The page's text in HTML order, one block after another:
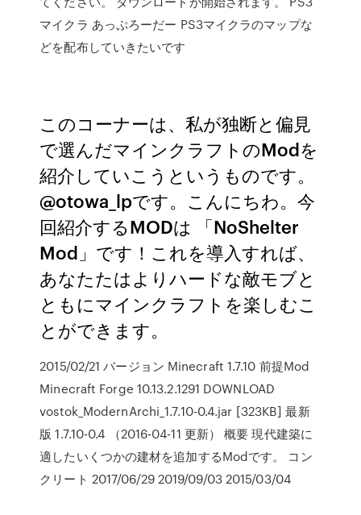
マイクラ あっぷろーだー PS3マイクラのマップな
どを配布していきたいです
このコーナーは、私が独断と偏見
で選んだマインクラフトのModを
紹介していこうというものです。
@otowa_lpです。こんにちわ。今
回紹介するMODは 「NoShelter
Mod」です！これを導入すれば、
あなたたはよりハードな敵モブと
ともにマインクラフトを楽しむこ
とができます。
2015/02/21 バージョン Minecraft 1.7.10 前提Mod
Minecraft Forge 10.13.2.1291 DOWNLOAD
vostok_ModernArchi_1.7.10-0.4.jar [323KB] 最新
版 1.7.10-0.4 （2016-04-11 更新） 概要 現代建築に
適したいくつかの建材を追加するModです。 コン
クリート 2017/06/29 2019/09/03 2015/03/04